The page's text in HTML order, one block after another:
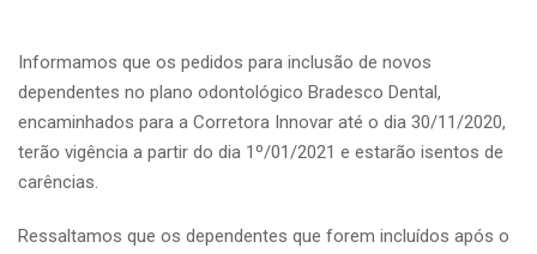
Informamos que os pedidos para inclusão de novos
dependentes no plano odontológico Bradesco Dental,
encaminhados para a Corretora Innovar até o dia 30/11/2020,
terão vigência a partir do dia 1º/01/2021 e estarão isentos de
carências.
Ressaltamos que os dependentes que forem incluídos após o